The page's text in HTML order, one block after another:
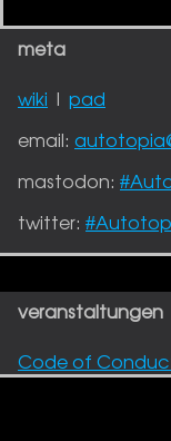
meta
wiki | pad
email:
mastodon:
twitter:
veranstaltungen
Code of